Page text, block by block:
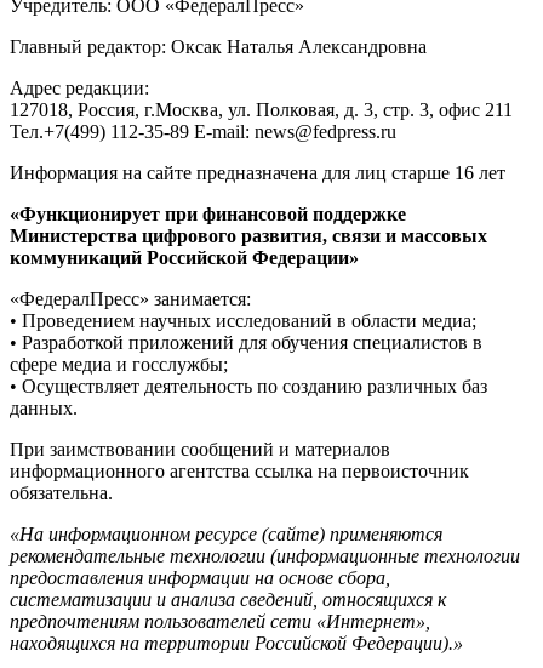
Учредитель: ООО «ФедералПресс»
Главный редактор: Оксак Наталья Александровна
Адрес редакции:
127018, Россия, г.Москва, ул. Полковая, д. 3, стр. 3, офис 211
Тел.+7(499) 112-35-89 E-mail: news@fedpress.ru
Информация на сайте предназначена для лиц старше 16 лет
«Функционирует при финансовой поддержке
Министерства цифрового развития, связи и массовых
коммуникаций Российской Федерации»
«ФедералПресс» занимается:
• Проведением научных исследований в области медиа;
• Разработкой приложений для обучения специалистов в
сфере медиа и госслужбы;
• Осуществляет деятельность по созданию различных баз
данных.
При заимствовании сообщений и материалов
информационного агентства ссылка на первоисточник
обязательна.
«На информационном ресурсе (сайте) применяются
рекомендательные технологии (информационные технологии
предоставления информации на основе сбора,
систематизации и анализа сведений, относящихся к
предпочтениям пользователей сети «Интернет»,
находящихся на территории Российской Федерации).»